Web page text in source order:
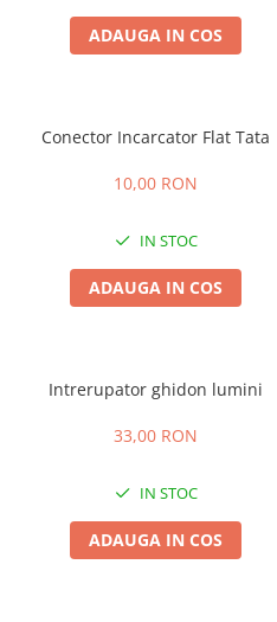
ADAUGA IN COS
Conector Incarcator Flat Tata
10,00 RON
IN STOC
ADAUGA IN COS
Intrerupator ghidon lumini
33,00 RON
IN STOC
ADAUGA IN COS